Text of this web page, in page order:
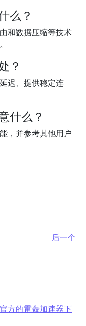
么？
和数据压缩等技术
？
迟、提供稳定连
什么？
，并参考其他用户
后一个
方的雷轰加速器下